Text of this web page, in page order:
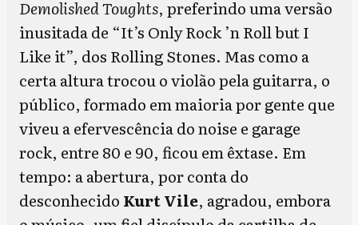
Demolished Toughts, preferindo uma versão
inusitada de “It’s Only Rock ’n Roll but I
Like it”, dos Rolling Stones. Mas como a
certa altura trocou o violão pela guitarra, o
público, formado em maioria por gente que
viveu a efervescência do noise e garage
rock, entre 80 e 90, ficou em êxtase. Em
tempo: a abertura, por conta do
desconhecido Kurt Vile, agradou, embora